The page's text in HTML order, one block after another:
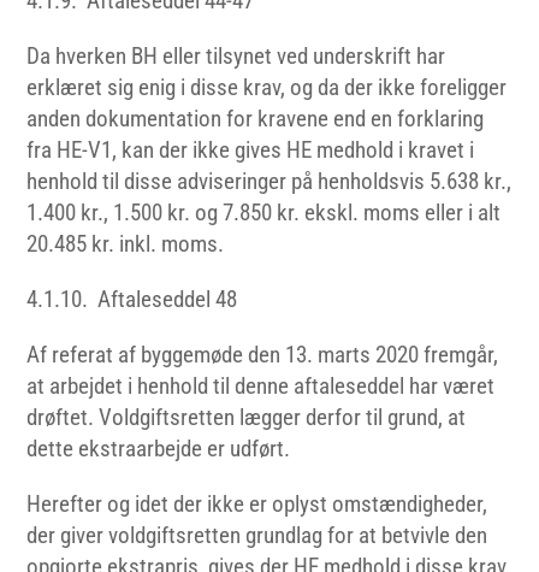
Da hverken BH eller tilsynet ved underskrift har
erklæret sig enig i disse krav, og da der ikke foreligger
anden dokumentation for kravene end en forklaring
fra HE-V1, kan der ikke gives HE medhold i kravet i
henhold til disse adviseringer på henholdsvis 5.638 kr.,
1.400 kr., 1.500 kr. og 7.850 kr. ekskl. moms eller i alt
20.485 kr. inkl. moms.
4.1.10. Aftaleseddel 48
Af referat af byggemøde den 13. marts 2020 fremgår,
at arbejdet i henhold til denne aftaleseddel har været
drøftet. Voldgiftsretten lægger derfor til grund, at
dette ekstraarbejde er udført.
Herefter og idet der ikke er oplyst omstændigheder,
der giver voldgiftsretten grundlag for at betvivle den
opgjorte ekstrapris, gives der HE medhold i disse krav